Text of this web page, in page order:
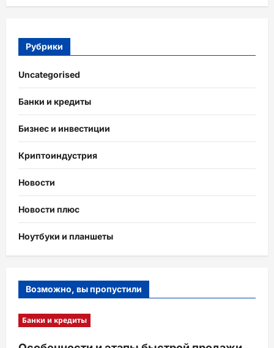
Рубрики
Uncategorised
Банки и кредиты
Бизнес и инвестиции
Криптоиндустрия
Новости
Новости плюс
Ноутбуки и планшеты
Возможно, вы пропустили
Банки и кредиты